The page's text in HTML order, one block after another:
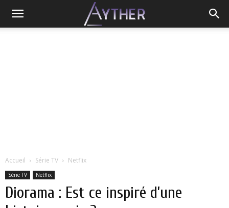
Accueil Série TV Netflix
Série TV Netflix
Diorama : Est ce inspiré d’une